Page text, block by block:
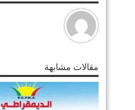
مقالات مشابهة